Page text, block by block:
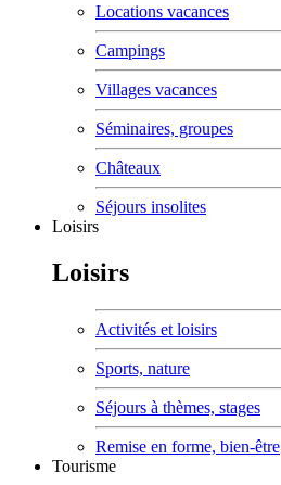
Locations vacances
Campings
Villages vacances
Séminaires, groupes
Châteaux
Séjours insolites
Loisirs
Loisirs
Activités et loisirs
Sports, nature
Séjours à thèmes, stages
Remise en forme, bien-être
Tourisme